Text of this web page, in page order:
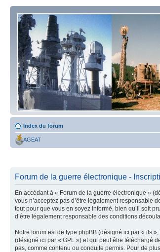
Index du forum
AGEAT
Forum de la guerre électronique -
En accédant à « Forum de la guerre électronique »
vous n’acceptez pas d’être légalement responsable
tout pour que vous en soyez informé, bien qu’il soit
d’être légalement responsable des conditions
Notre forum est de type phpBB (désigné ici par « ils
(désigné ici par « GPL ») et qui peut être téléchargé
pas, comme contenu ou conduite permis. Pour de